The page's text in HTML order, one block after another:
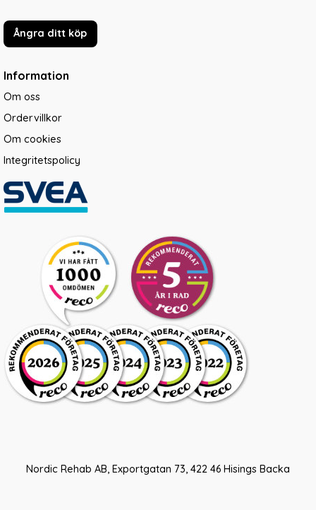
Ångra ditt köp
Information
Om oss
Ordervillkor
Om cookies
Integritetspolicy
Nordic Rehab AB, Exportgatan 73, 422 46 Hisings Backa